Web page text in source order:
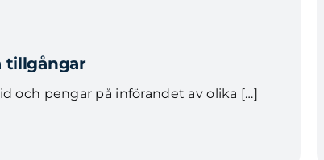
tillgångar
och pengar på införandet av olika […]